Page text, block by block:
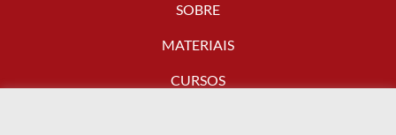
SOBRE
MATERIAIS
CURSOS